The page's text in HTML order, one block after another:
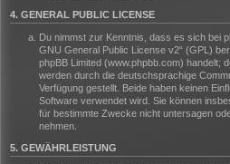
4. GENERAL PUBLIC LICENSE
Du nimmst zur Kenntnis, dass es sich bei
GNU General Public License v2“ (GPL)
phpBB Limited (www.phpbb.com) handelt;
werden durch die deutschsprachige
Verfügung gestellt. Beide haben keinen
Software verwendet wird. Sie können
für bestimmte Zwecke nicht untersagen
nehmen.
5. GEWÄHRLEISTUNG